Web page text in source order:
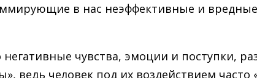
в нас неэффективные и
чувства, эмоции и поступки,
ведь человек под их воздействием